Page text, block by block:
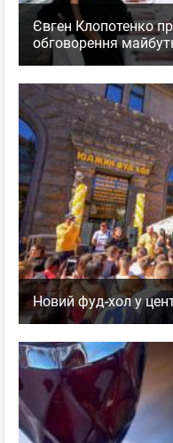
Євген Клопотенко
обговорення
Новий фуд-хол у